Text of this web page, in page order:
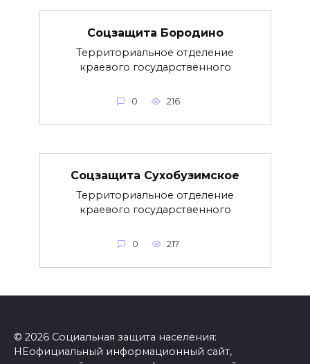
Соцзащита Бородино
Территориальное отделение
краевого государственного
0 216
Соцзащита Сухобузимское
Территориальное отделение
краевого государственного
0 217
© 2026 Социальная защита населения:
НЕофициальный информационный сайт,